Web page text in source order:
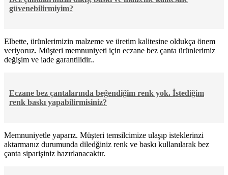
güvenebilirmiyim?
Elbette, ürünlerimizin malzeme ve üretim kalitesine oldukça önem
veriyoruz. Müşteri memnuniyeti için eczane bez çanta ürünlerimiz
değişim ve iade garantilidir..
Eczane bez çantalarında beğendiğim renk yok. İstediğim
renk baskı yapabilirmisiniz?
Memnuniyetle yaparız. Müşteri temsilcimize ulaşıp isteklerinzi
aktarmanız durumunda diledğiniz renk ve baskı kullanılarak bez
çanta siparişiniz hazırlanacaktır.